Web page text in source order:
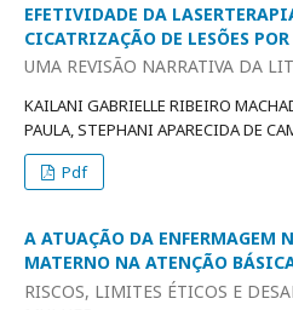
EFETIVIDADE DA
CICATRIZAÇÃO DE LESÕES POR
UMA REVISÃO NARRATIVA DA
KAILANI GABRIELLE RIBEIRO
PAULA, STEPHANI APARECIDA DE
Pdf
A ATUAÇÃO DA ENFERMAGEM
MATERNO NA ATENÇÃO
RISCOS, LIMITES ÉTICOS E